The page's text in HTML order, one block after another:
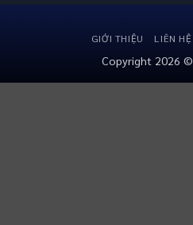
GIỚI THIỆU LIÊN HỆ
Copyright 2026 ©